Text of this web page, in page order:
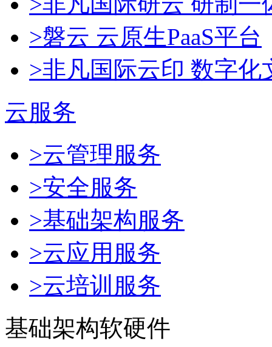
>磐云 云原生PaaS平台
>非凡国际云印 数字化
云服务
>云管理服务
>安全服务
>基础架构服务
>云应用服务
>云培训服务
基础架构软硬件